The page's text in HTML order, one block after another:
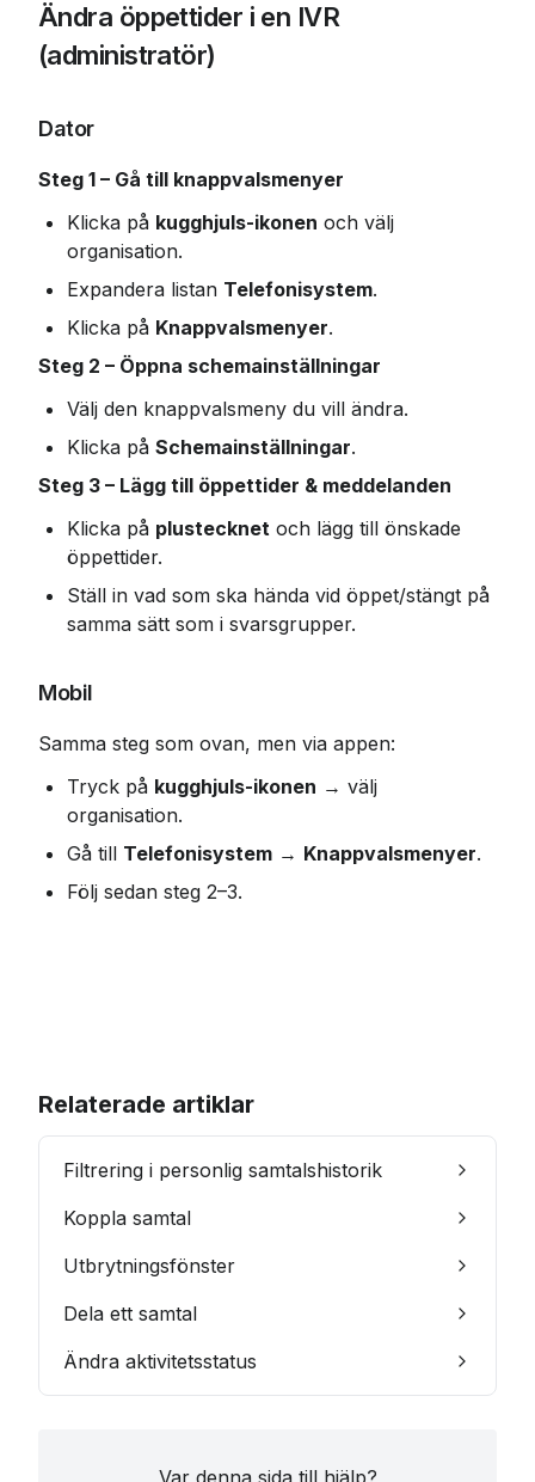
Ändra öppettider i en IVR
(administratör)
Dator
Steg 1 – Gå till knappvalsmenyer
Klicka på kugghjuls-ikonen och välj
organisation.
Expandera listan Telefonisystem.
Klicka på Knappvalsmenyer.
Steg 2 – Öppna schemainställningar
Välj den knappvalsmeny du vill ändra.
Klicka på Schemainställningar.
Steg 3 – Lägg till öppettider & meddelanden
Klicka på plustecknet och lägg till önskade
öppettider.
Ställ in vad som ska hända vid öppet/stängt på
samma sätt som i svarsgrupper.
Mobil
Samma steg som ovan, men via appen:
Tryck på kugghjuls-ikonen → välj
organisation.
Gå till Telefonisystem → Knappvalsmenyer.
Följ sedan steg 2–3.
Relaterade artiklar
Filtrering i personlig samtalshistorik
Koppla samtal
Utbrytningsfönster
Dela ett samtal
Ändra aktivitetsstatus